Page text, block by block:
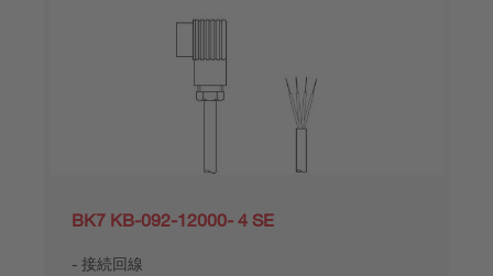
BK7 KB-092-12000- 4 SE
接続回線